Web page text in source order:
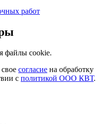
работ
файлы cookie.
согласие на обработку
с политикой ООО КВТ.